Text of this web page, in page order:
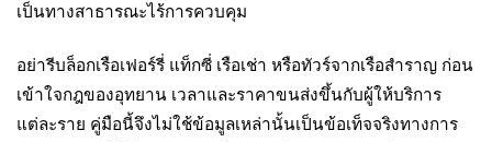
เป็นทางสาธารณะไร้การควบคุม
อย่ารีบล็อกเรือเฟอร์รี่ แท็กซี่ เรือเช่า หรือทัวร์จากเรือสำราญ ก่อน
เข้าใจกฎของอุทยาน เวลาและราคาขนส่งขึ้นกับผู้ให้บริการ
แต่ละราย คู่มือนี้จึงไม่ใช้ข้อมูลเหล่านั้นเป็นข้อเท็จจริงทางการ